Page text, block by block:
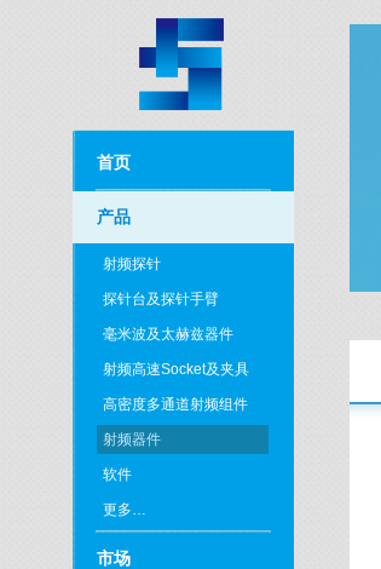
首页
产品
射频探针
探针台及探针手臂
毫米波及太赫兹器件
射频高速Socket及夹具
高密度多通道射频组件
射频器件
软件
更多…
市场